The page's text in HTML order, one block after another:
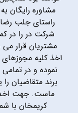
مشاوره رایگان
راستای جلب
شرکت در را در
مشتریان قرار
اخذ کلیه
نموده و در
برند متقاضیان
ماست. جهت اخذ
کریمخان با شماره ۰۲۱۸۷۱۴۶ تماس